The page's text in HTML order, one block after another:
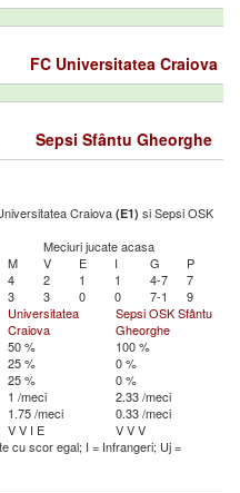
FC Universitatea Craiova
Sepsi Sfântu Gheorghe
Craiova (E1) si Sepsi OSK
Meciuri jucate acasa
M V E I G
P
4 2 1 1 4-7
7
3 3 0 0 7-1
9
Universitatea
Craiova
Sepsi OSK Sfântu
Gheorghe
50 %
100 %
25 %
0 %
25 %
0 %
1 /meci
2.33 /meci
1.75 /meci
0.33 /meci
VV I E VVV
cu scor egal; I = Infrangeri; Uj =